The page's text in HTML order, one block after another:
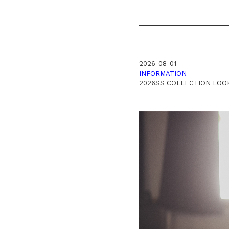
2026-08-01
INFORMATION
2026SS COLLECTION